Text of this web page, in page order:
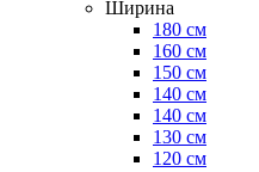
Ширина
180 см
160 см
150 см
140 см
140 см
130 см
120 см